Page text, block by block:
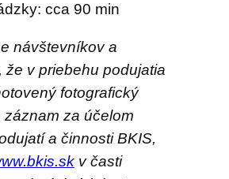
cca 90 min
návštevníkov a
že v priebehu podujatia
fotografický
za účelom
a činnosti BKIS,
v časti